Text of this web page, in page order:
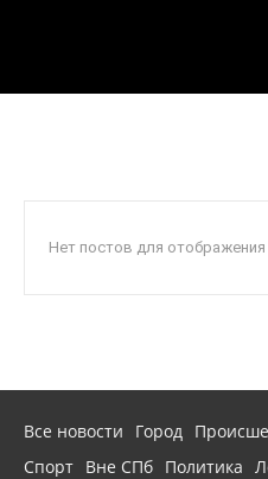
Нет постов для отображения
Все новости Город
Спорт Вне СПб Политика